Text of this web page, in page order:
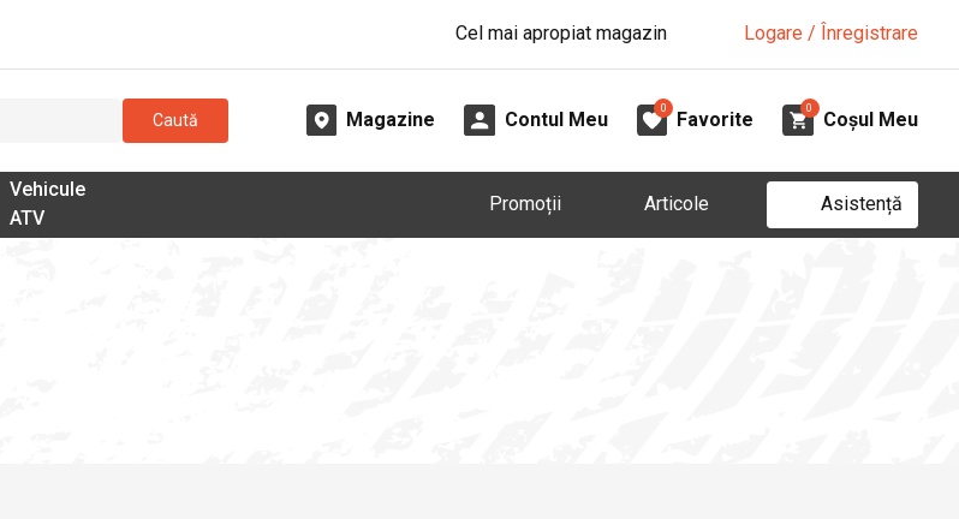
Cel mai apropiat magazin Logare / Înregistrare
Caută Magazine Contul Meu
0
Favorite
0
Coșul Meu
Vehicule
ATV
Promoții Articole Asistență